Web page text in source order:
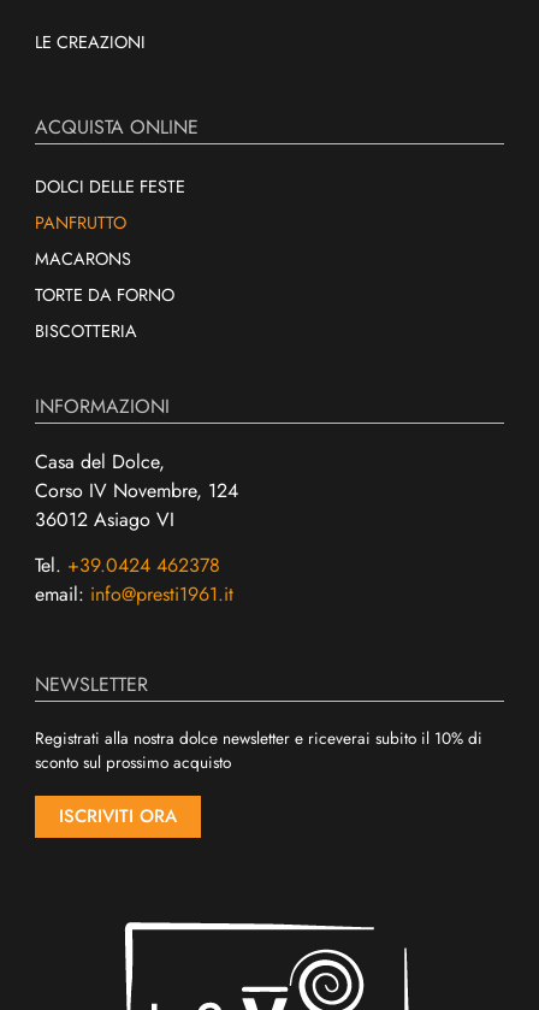
LE CREAZIONI
ACQUISTA ONLINE
DOLCI DELLE FESTE
PANFRUTTO
MACARONS
TORTE DA FORNO
BISCOTTERIA
INFORMAZIONI
Casa del Dolce,
Corso IV Novembre, 124
36012 Asiago VI
Tel. +39.0424 462378
email: info@presti1961.it
NEWSLETTER
Registrati alla nostra dolce newsletter e riceverai subito il 10% di
sconto sul prossimo acquisto
ISCRIVITI ORA